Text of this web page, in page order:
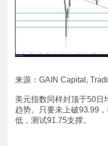
来源：GAIN Capital,
美元指数同样封顶于50日
趋势。只要未上破93.99
低，测试91.75支撑。